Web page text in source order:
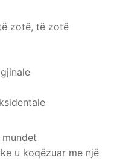
zotë, të zotë
u koqëzuar me një